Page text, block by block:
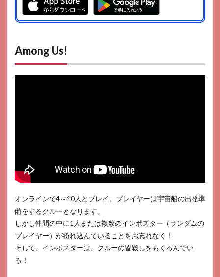
Among Us‪!
オンラインで4～10人とプレイ。プレイヤーは宇宙船の出発準
備をするクルーとなります。
しかし仲間の中に1人または複数のインポスター（ランダムの
プレイヤー）が紛れ込んでいることをお忘れなく！
そして、インポスターは、クルーの皆殺しをもくろんでい
る！